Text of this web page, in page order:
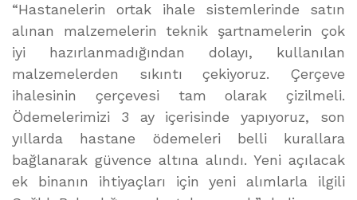
“Hastanelerin ortak ihale sistemlerinde satın
alınan malzemelerin teknik şartnamelerin çok
iyi hazırlanmadığından dolayı, kullanılan
malzemelerden sıkıntı çekiyoruz. Çerçeve
ihalesinin çerçevesi tam olarak çizilmeli.
Ödemelerimizi 3 ay içerisinde yapıyoruz, son
yıllarda hastane ödemeleri belli kurallara
bağlanarak güvence altına alındı. Yeni açılacak
ek binanın ihtiyaçları için yeni alımlarla ilgili